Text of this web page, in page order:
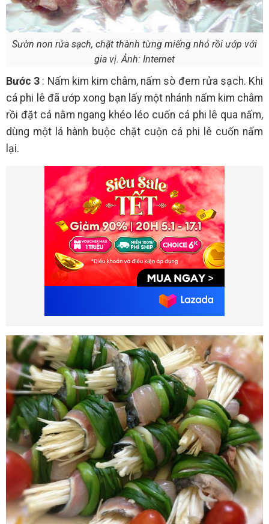
Sườn non rửa sạch, chặt thành từng miếng nhỏ rồi ướp với
gia vị. Ảnh: Internet
Bước 3 : Nấm kim kim châm, nấm sò đem rửa sạch. Khi
cá phi lê đã ướp xong bạn lấy một nhánh nấm kim châm
rồi đặt cá nằm ngang khéo léo cuốn cá phi lê qua nấm,
dùng một lá hành buộc chặt cuộn cá phi lê cuốn nấm
lại.